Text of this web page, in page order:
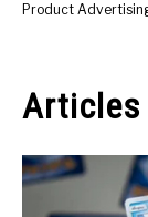
Product
Articles